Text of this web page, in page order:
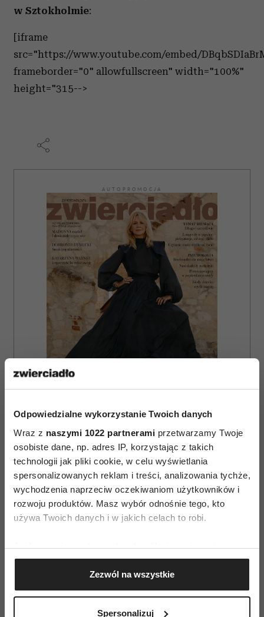
Odpowiedzialne wykorzystanie Twoich danych
Wraz z naszymi 1022 partnerami przetwarzamy Twoje
osobiste dane, np. adres IP, korzystając z takich
technologii jak pliki cookie, w celu wyświetlania
spersonalizowanych reklam i treści, analizowania tychże,
wychodzenia naprzeciw oczekiwaniom użytkowników i
rozwoju produktów. Masz wybór odnośnie tego, kto
używa Twoich danych i w jakich celach to robi.
Jeśli wyrazisz na to zgodę, chcielibyśmy również:
Gromadzić dane dotyczące Twojej lokalizacji
geograficznej z dokładnością nawet do kilku metrów
Identyfikować Twoje urządzenie, aktywnie
Zezwól na wszystkie
Spersonalizuj
w Sztokholmie:
[iframe
src="https://www.youtube.com/embed/
frameborder="0" allowfullscreen" width="100%"
height="315-->
AUTOPROMOCJA
ZAMÓW
WYDANIE DRUKOWANE
E-WYDANIE